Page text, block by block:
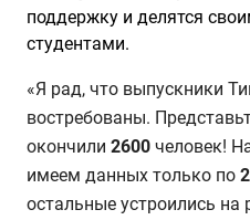
поддержку и делятся
студентами.
«Я рад, что выпускники
востребованы.
окончили 2600 человек!
имеем данных только по
остальные устроились на